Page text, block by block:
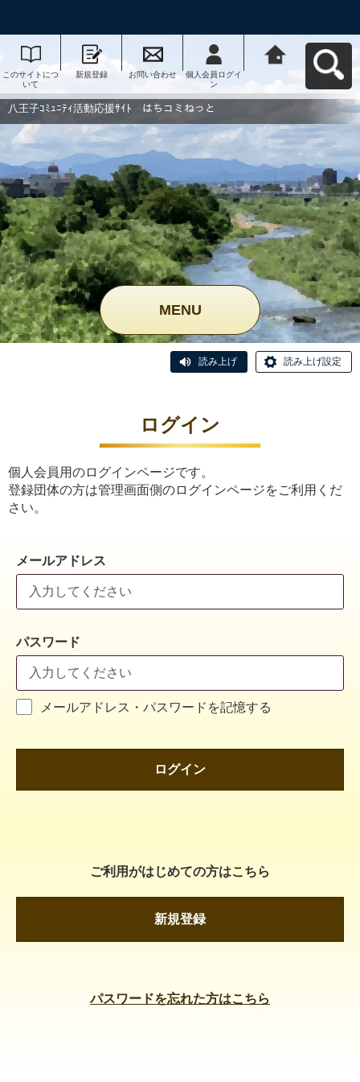
このサイトにつ
いて
新規登録 お問い合わせ
個人会員ログイ
ン
動応援ｻｲﾄ はち
コミねっとへ戻
八王子ｺﾐｭﾆﾃｨ活動応援ｻｲﾄ はちコミねっと
MENU
読み上げ 読み上げ設定
ログイン
個人会員用のログインページです。
登録団体の方は管理画面側のログインページをご利用くだ
さい。
メールアドレス
パスワード
メールアドレス・パスワードを記憶する
ログイン
ご利用がはじめての方はこちら
新規登録
パスワードを忘れた方はこちら